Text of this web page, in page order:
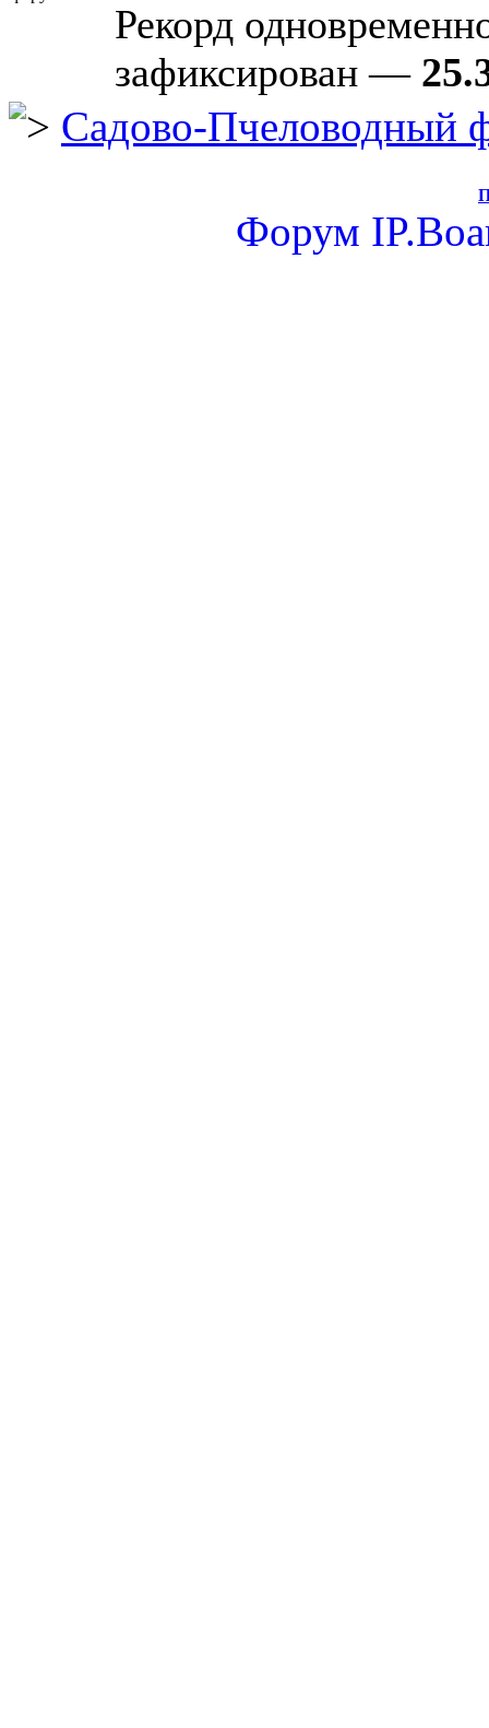
Рекорд
зафиксирован —
Садово-Пчеловодный
Форум